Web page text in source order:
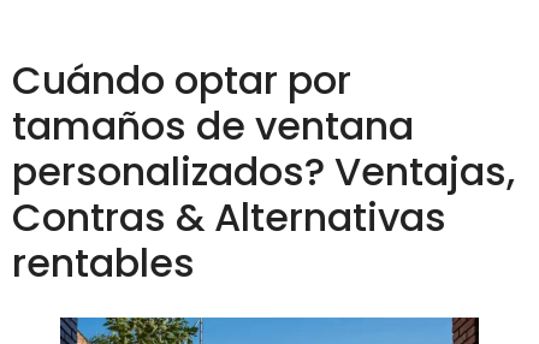
Cuándo optar por
tamaños de ventana
personalizados? Ventajas,
Contras & Alternativas
rentables